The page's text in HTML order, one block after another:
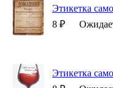
Этикетка
8 ₽
Этикетка